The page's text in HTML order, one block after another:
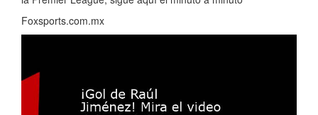
Foxsports.com.mx